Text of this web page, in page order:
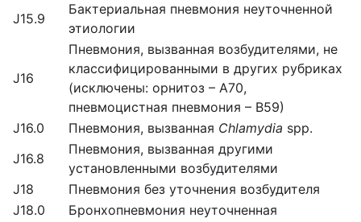
J15.9
Бактериальная пневмония неуточненной
этиологии
J16
Пневмония, вызванная возбудителями, не
классифицированными в других рубриках
(исключены: орнитоз – А70,
пневмоцистная пневмония – В59)
J16.0
Пневмония, вызванная Chlamydia spp.
J16.8
Пневмония, вызванная другими
установленными возбудителями
J18
Пневмония без уточнения возбудителя
J18.0
Бронхопневмония неуточненная